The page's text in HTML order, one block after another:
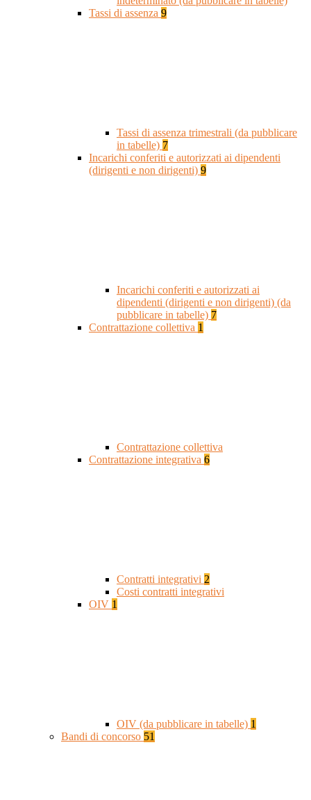
Tassi di assenza 9
Tassi di assenza trimestrali (da pubblicare
in tabelle) 7
Incarichi conferiti e autorizzati ai dipendenti
(dirigenti e non dirigenti) 9
Incarichi conferiti e autorizzati ai
dipendenti (dirigenti e non dirigenti) (da
pubblicare in tabelle) 7
Contrattazione collettiva 1
Contrattazione collettiva
Contrattazione integrativa 6
Contratti integrativi 2
Costi contratti integrativi
OIV 1
OIV (da pubblicare in tabelle) 1
Bandi di concorso 51